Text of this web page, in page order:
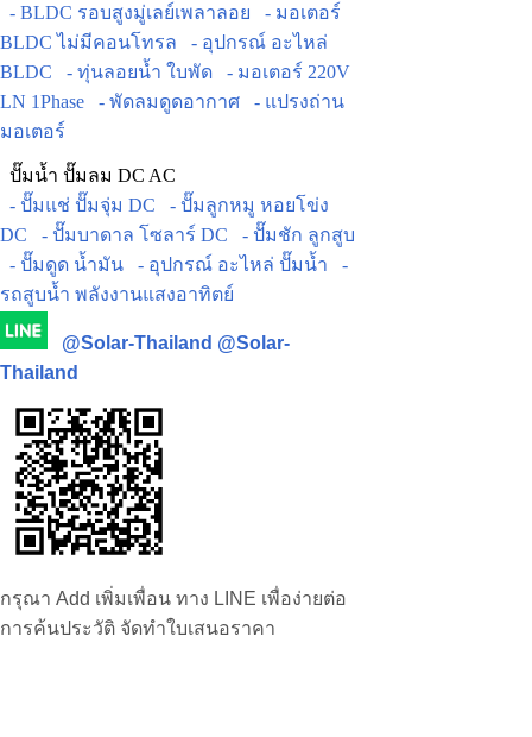
- BLDC รอบสูงมู่เลย์เพลาลอย
- มอเตอร์
BLDC ไม่มีคอนโทรล
- อุปกรณ์ อะไหล่
BLDC
- ทุ่นลอยน้ำ ใบพัด
- มอเตอร์ 220V
LN 1Phase
- พัดลมดูดอากาศ
- แปรงถ่าน
มอเตอร์
ปั๊มน้ำ ปั๊มลม DC AC
- ปั๊มแช่ ปั๊มจุ่ม DC
- ปั๊มลูกหมู หอยโข่ง
DC
- ปั๊มบาดาล โซลาร์ DC
- ปั๊มชัก ลูกสูบ
- ปั๊มดูด น้ำมัน
- อุปกรณ์ อะไหล่ ปั๊มน้ำ
-
รถสูบน้ำ พลังงานแสงอาทิตย์
@Solar-Thailand @Solar-
Thailand
กรุณา Add เพิ่มเพื่อน ทาง LINE เพื่อง่ายต่อ
การค้นประวัติ จัดทำใบเสนอราคา